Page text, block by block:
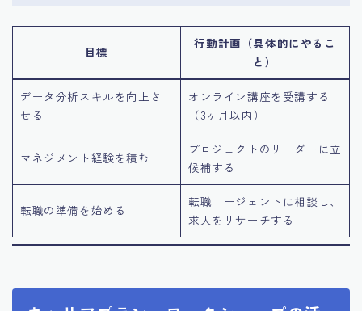
目標
行動計画（具体的にやるこ
と）
データ分析スキルを向上さ
せる
オンライン講座を受講する
（3ヶ月以内）
マネジメント経験を積む
プロジェクトのリーダーに立
候補する
転職の準備を始める
転職エージェントに相談し、
求人をリサーチする